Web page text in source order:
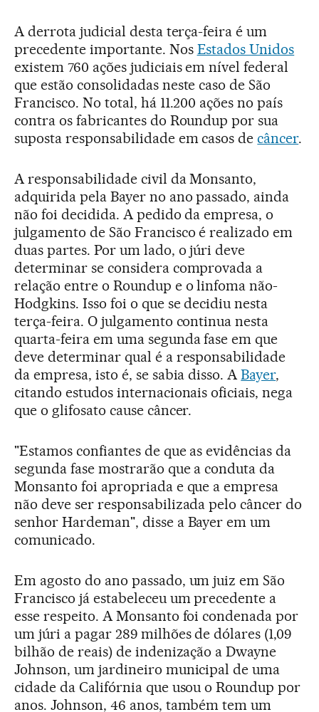
A derrota judicial desta terça-feira é um
precedente importante. Nos Estados Unidos
existem 760 ações judiciais em nível federal
que estão consolidadas neste caso de São
Francisco. No total, há 11.200 ações no país
contra os fabricantes do Roundup por sua
suposta responsabilidade em casos decâncer.
A responsabilidade civil da Monsanto,
adquirida pela Bayer no ano passado, ainda
não foi decidida. A pedido da empresa, o
julgamento de São Francisco é realizado em
duas partes. Por um lado, o júri deve
determinar se considera comprovada a
relação entre o Roundup e o linfoma não-
Hodgkins. Isso foi o que se decidiu nesta
terça-feira. O julgamento continua nesta
quarta-feira em uma segunda fase em que
deve determinar qual é a responsabilidade
da empresa, isto é, se sabia disso. ABayer,
citando estudos internacionais oficiais, nega
que o glifosato cause câncer.
"Estamos confiantes de que as evidências da
segunda fase mostrarão que a conduta da
Monsanto foi apropriada e que a empresa
não deve ser responsabilizada pelo câncer do
senhor Hardeman", disse a Bayer em um
comunicado.
Em agosto do ano passado, um juiz em São
Francisco já estabeleceu um precedente a
esse respeito. A Monsanto foi condenada por
um júri a pagar 289 milhões de dólares (1,09
bilhão de reais) de indenização a Dwayne
Johnson, um jardineiro municipal de uma
cidade da Califórnia que usou o Roundup por
anos. Johnson, 46 anos, também tem um